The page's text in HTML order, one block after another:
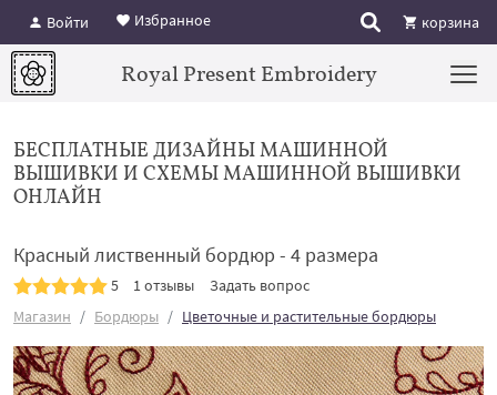
Войти Избранное корзина
Royal Present Embroidery
БЕСПЛАТНЫЕ ДИЗАЙНЫ МАШИННОЙ
ВЫШИВКИ И СХЕМЫ МАШИННОЙ ВЫШИВКИ
ОНЛАЙН
Красный лиственный бордюр - 4 размера
5 1 отзывы
Задать вопрос
Магазин
Бордюры Цветочные и растительные бордюры